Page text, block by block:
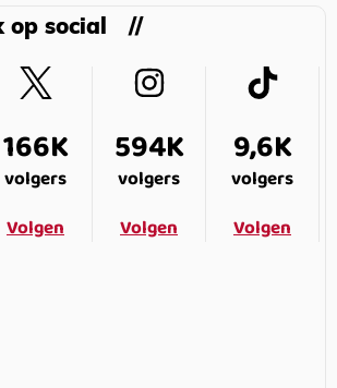
op social
166K
volgers
Volgen
594K
volgers
Volgen
9,6K
volgers
Volgen